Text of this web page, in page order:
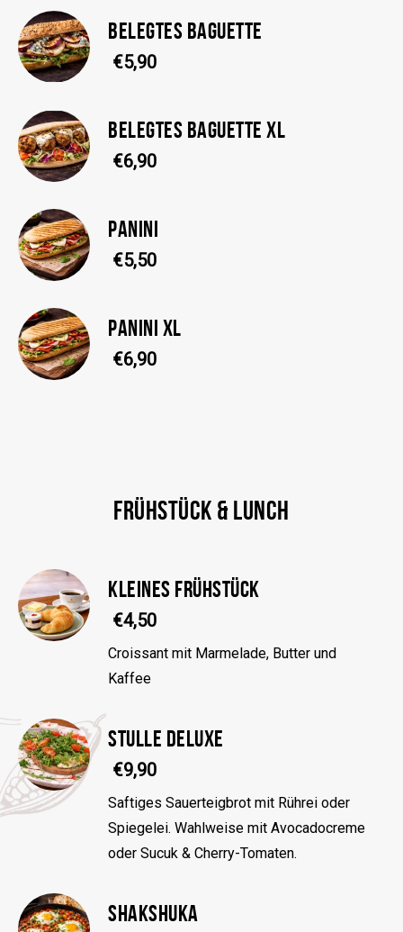
BELEGTES BAGUETTE
€5,90
BELEGTES BAGUETTE XL
€6,90
PANINI
€5,50
PANINI XL
€6,90
FRÜHSTÜCK & LUNCH
KLEINES FRÜHSTÜCK
€4,50
Croissant mit Marmelade, Butter und
Kaffee
STULLE DELUXE
€9,90
Saftiges Sauerteigbrot mit Rührei oder
Spiegelei. Wahlweise mit Avocadocreme
oder Sucuk & Cherry-Tomaten.
SHAKSHUKA